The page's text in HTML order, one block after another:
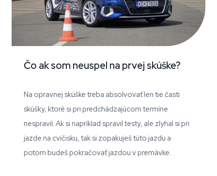
Čo ak som neuspel na prvej skúške?
Na opravnej skúške treba absolvovať len tie časti
skúšky, ktoré si pri predchádzajúcom termíne
nespravil. Ak si napríklad spravil testy, ale zlyhal si pri
jazde na cvičisku, tak si zopakuješ túto jazdu a
potom budeš pokračovať jazdou v premávke.